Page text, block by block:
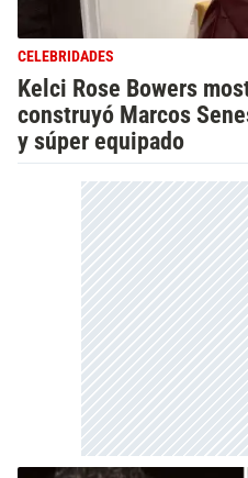
CELEBRIDADES
Kelci Rose Bowers
construyó Marcos
y súper equipado